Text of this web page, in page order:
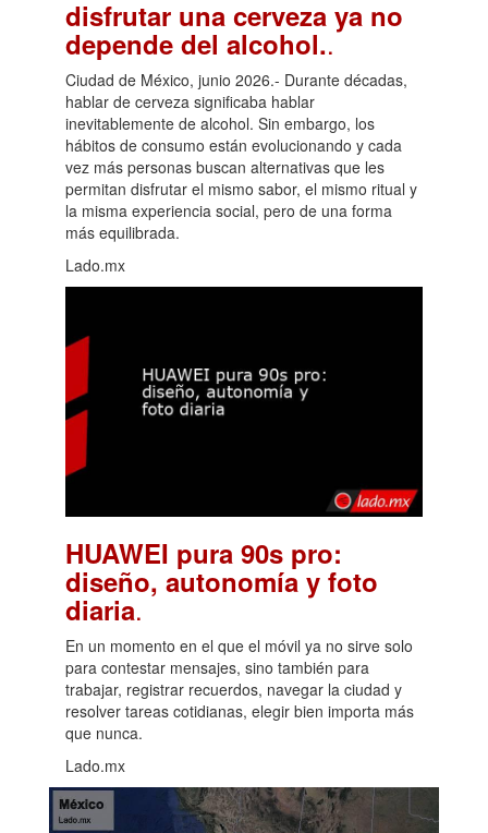
disfrutar una cerveza ya no
depende del alcohol..
Ciudad de México, junio 2026.- Durante décadas,
hablar de cerveza significaba hablar
inevitablemente de alcohol. Sin embargo, los
hábitos de consumo están evolucionando y cada
vez más personas buscan alternativas que les
permitan disfrutar el mismo sabor, el mismo ritual y
la misma experiencia social, pero de una forma
más equilibrada.
Lado.mx
HUAWEI pura 90s pro:
diseño, autonomía y foto
diaria.
En un momento en el que el móvil ya no sirve solo
para contestar mensajes, sino también para
trabajar, registrar recuerdos, navegar la ciudad y
resolver tareas cotidianas, elegir bien importa más
que nunca.
Lado.mx